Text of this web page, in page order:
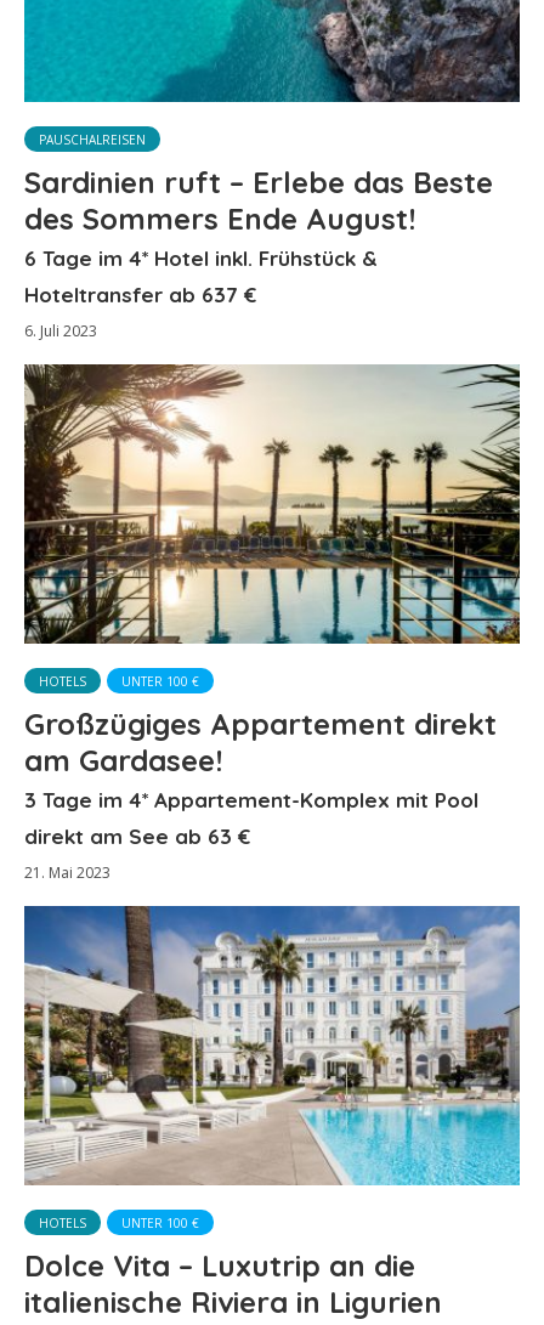
PAUSCHALREISEN
Sardinien ruft – Erlebe das Beste
des Sommers Ende August!
6 Tage im 4* Hotel inkl. Frühstück &
Hoteltransfer ab 637 €
6. Juli 2023
HOTELS UNTER 100 €
Großzügiges Appartement direkt
am Gardasee!
3 Tage im 4* Appartement-Komplex mit Pool
direkt am See ab 63 €
21. Mai 2023
HOTELS UNTER 100 €
Dolce Vita – Luxutrip an die
italienische Riviera in Ligurien